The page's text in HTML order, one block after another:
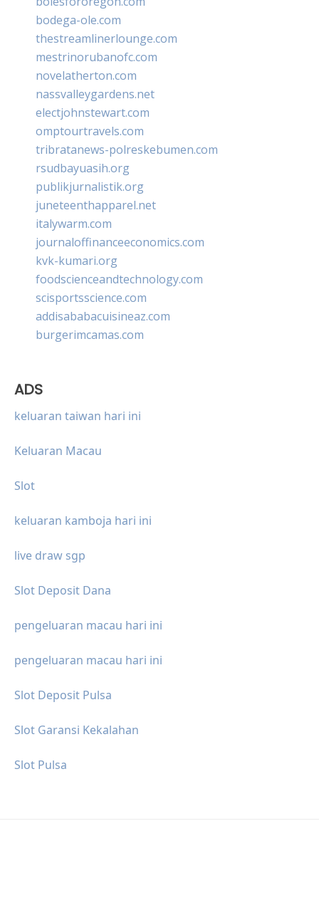
bodega-ole.com
thestreamlinerlounge.com
mestrinorubanofc.com
novelatherton.com
nassvalleygardens.net
electjohnstewart.com
omptourtravels.com
tribratanews-polreskebumen.com
rsudbayuasih.org
publikjurnalistik.org
juneteenthapparel.net
italywarm.com
journaloffinanceeconomics.com
kvk-kumari.org
foodscienceandtechnology.com
scisportsscience.com
addisababacuisineaz.com
burgerimcamas.com
ADS
keluaran taiwan hari ini
Keluaran Macau
Slot
keluaran kamboja hari ini
live draw sgp
Slot Deposit Dana
pengeluaran macau hari ini
pengeluaran macau hari ini
Slot Deposit Pulsa
Slot Garansi Kekalahan
Slot Pulsa